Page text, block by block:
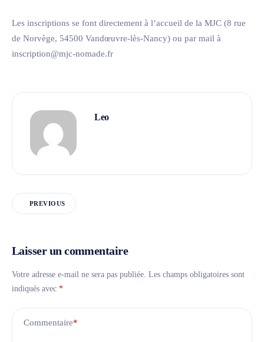
Les inscriptions se font directement à l’accueil de la MJC (8 rue
de Norvège, 54500 Vandœuvre-lès-Nancy) ou par mail à
inscription@mjc-nomade.fr
Leo
PREVIOUS
Laisser un commentaire
Votre adresse e-mail ne sera pas publiée. Les champs obligatoires sont
indiqués avec *
Commentaire*